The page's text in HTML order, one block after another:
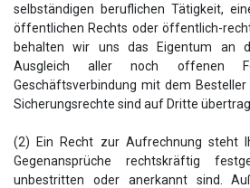
selbständigen beruflichen Tätigkeit,
öffentlichen Rechts oder öffentlich-
behalten wir uns das Eigentum an
Ausgleich aller noch offenen
Geschäftsverbindung mit dem Besteller
Sicherungsrechte sind auf Dritte
(2) Ein Recht zur Aufrechnung steht
Gegenansprüche rechtskräftig
unbestritten oder anerkannt sind.